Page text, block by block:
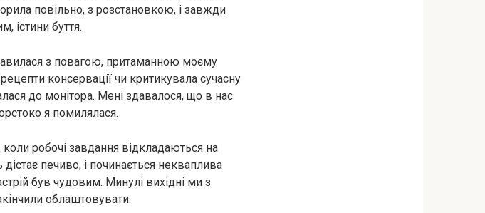
повільно, з розстановкою, і завжди
істини буття.
з повагою, притаманною моєму
консервації чи критикувала сучасну
до монітора. Мені здавалося, що в нас
я помилялася.
робочі завдання відкладаються на
печиво, і починається некваплива
був чудовим. Минулі вихідні ми з
облаштовувати.